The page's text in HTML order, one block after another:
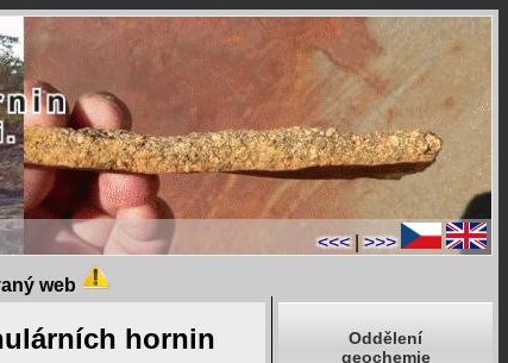
<<<|>>>
web
hornin
Oddělení
geochemie